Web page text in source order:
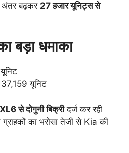
अंतर बढ़कर 27 हजार यूनिट्स से
बड़ा धमाका
37,159 यूनिट
XL6 से दोगुनी बिक्रीदर्ज कर रही
का भरोसा तेजी से Kia की